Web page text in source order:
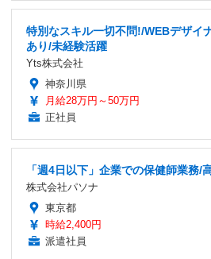
特別なスキル一切不問!/WEBデザイ
あり/未経験活躍
Yts株式会社
神奈川県
月給28万円～50万円
正社員
「週4日以下」企業での保健師業務/
株式会社パソナ
東京都
時給2,400円
派遣社員